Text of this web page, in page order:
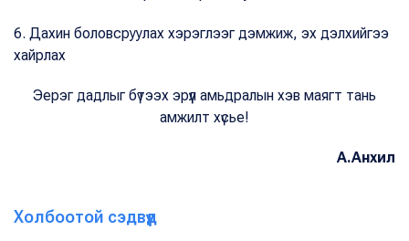
6. Дахин боловсруулах хэрэглээг дэмжиж, эх дэлхийгээ
хайрлах
Эерэг дадлыг бүтээх эрүүл амьдралын хэв маягт тань
амжилт хүсье!
А.Анхил
Холбоотой сэдвүүд